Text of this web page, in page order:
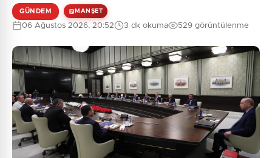
GÜNDEM MANŞET
06 Ağustos 2026, 20:52 3 dk okuma 529 görüntülenme